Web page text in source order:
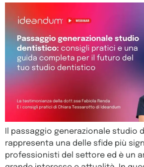
Il passaggio generazionale studio
rappresenta una delle sfide più
professionisti del settore ed è un